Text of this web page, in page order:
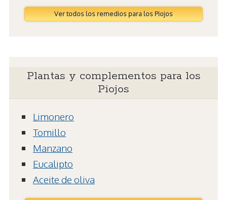
Ver todos los remedios para los Piojos
Plantas y complementos para los
Piojos
Limonero
Tomillo
Manzano
Eucalipto
Aceite de oliva